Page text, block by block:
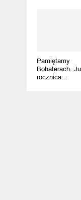
Bohaterach.
rocznica...